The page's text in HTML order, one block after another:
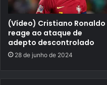
(Vídeo) Cristiano Ronaldo
reage ao ataque de
adepto descontrolado
28 de junho de 2024